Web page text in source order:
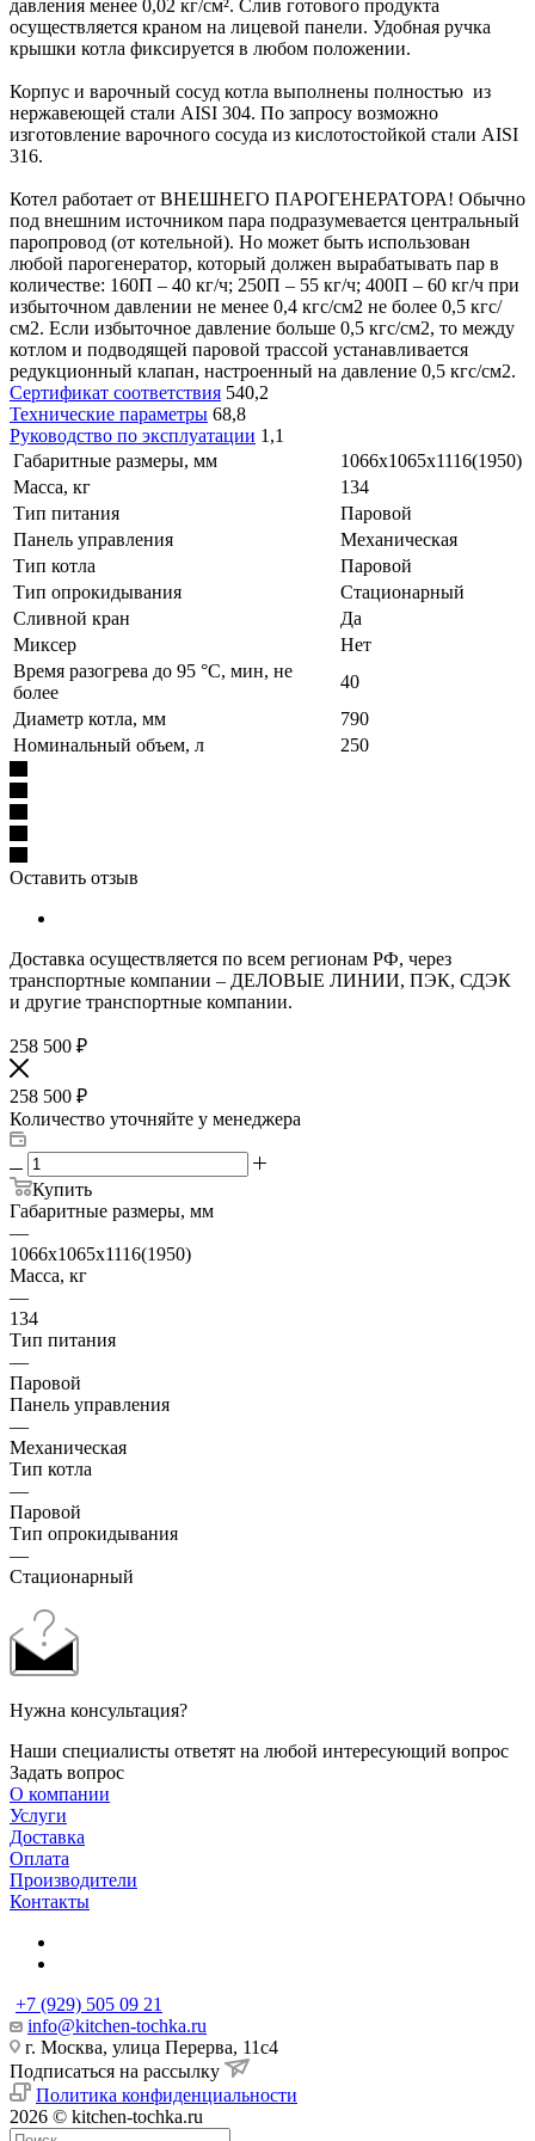
давления менее 0,02 кг/см². Слив готового продукта
осуществляется краном на лицевой панели. Удобная ручка
крышки котла фиксируется в любом положении.
Корпус и варочный сосуд котла выполнены полностью из
нержавеющей стали AISI 304. По запросу возможно
изготовление варочного сосуда из кислотостойкой стали AISI
316.
Котел работает от ВНЕШНЕГО ПАРОГЕНЕРАТОРА! Обычно
под внешним источником пара подразумевается центральный
паропровод (от котельной). Но может быть использован
любой парогенератор, который должен вырабатывать пар в
количестве: 160П – 40 кг/ч; 250П – 55 кг/ч; 400П – 60 кг/ч при
избыточном давлении не менее 0,4 кгс/см2 не более 0,5 кгс/
см2. Если избыточное давление больше 0,5 кгс/см2, то между
котлом и подводящей паровой трассой устанавливается
редукционный клапан, настроенный на давление 0,5 кгс/см2.
Сертификат соответствия 540,2
Технические параметры 68,8
Руководство по эксплуатации 1,1
Габаритные размеры, мм
1066х1065х1116(1950)
Масса, кг
134
Тип питания
Паровой
Панель управления
Механическая
Тип котла
Паровой
Тип опрокидывания
Стационарный
Сливной кран
Да
Миксер
Нет
Время разогрева до 95 °C, мин, не
более
40
Диаметр котла, мм
790
Номинальный объем, л
250
Оставить отзыв
Доставка осуществляется по всем регионам РФ, через
транспортные компании – ДЕЛОВЫЕ ЛИНИИ, ПЭК, СДЭК
и другие транспортные компании.
258 500 ₽
258 500 ₽
Количество уточняйте у менеджера
Купить
Габаритные размеры, мм
—
1066х1065х1116(1950)
Масса, кг
—
134
Тип питания
—
Паровой
Панель управления
—
Механическая
Тип котла
—
Паровой
Тип опрокидывания
—
Стационарный
Нужна консультация?
Наши специалисты ответят на любой интересующий вопрос
Задать вопрос
О компании
Услуги
Доставка
Оплата
Производители
Контакты
+7 (929) 505 09 21
info@kitchen-tochka.ru
г. Москва, улица Перерва, 11с4
Подписаться на рассылку
Политика конфиденциальности
2026 © kitchen-tochka.ru